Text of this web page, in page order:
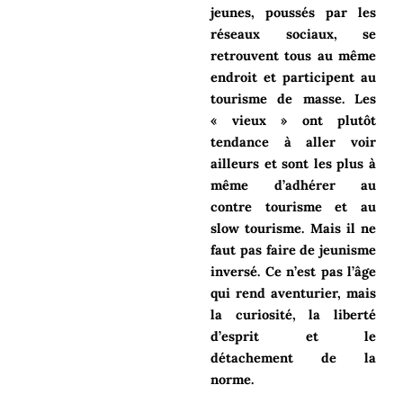
jeunes, poussés par les
réseaux sociaux, se
retrouvent tous au même
endroit et participent au
tourisme de masse. Les
« vieux » ont plutôt
tendance à aller voir
ailleurs et sont les plus à
même d’adhérer au
contre tourisme et au
slow tourisme. Mais il ne
faut pas faire de jeunisme
inversé. Ce n’est pas l’âge
qui rend aventurier, mais
la curiosité, la liberté
d’esprit et le
détachement de la
norme.